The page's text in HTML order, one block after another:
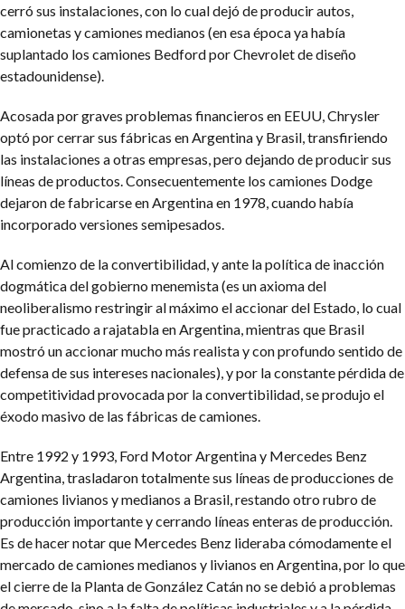
cerró sus instalaciones, con lo cual dejó de producir autos,
camionetas y camiones medianos (en esa época ya había
suplantado los camiones Bedford por Chevrolet de diseño
estadounidense).
Acosada por graves problemas financieros en EEUU, Chrysler
optó por cerrar sus fábricas en Argentina y Brasil, transfiriendo
las instalaciones a otras empresas, pero dejando de producir sus
líneas de productos. Consecuentemente los camiones Dodge
dejaron de fabricarse en Argentina en 1978, cuando había
incorporado versiones semipesados.
Al comienzo de la convertibilidad, y ante la política de inacción
dogmática del gobierno menemista (es un axioma del
neoliberalismo restringir al máximo el accionar del Estado, lo cual
fue practicado a rajatabla en Argentina, mientras que Brasil
mostró un accionar mucho más realista y con profundo sentido de
defensa de sus intereses nacionales), y por la constante pérdida de
competitividad provocada por la convertibilidad, se produjo el
éxodo masivo de las fábricas de camiones.
Entre 1992 y 1993, Ford Motor Argentina y Mercedes Benz
Argentina, trasladaron totalmente sus líneas de producciones de
camiones livianos y medianos a Brasil, restando otro rubro de
producción importante y cerrando líneas enteras de producción.
Es de hacer notar que Mercedes Benz lideraba cómodamente el
mercado de camiones medianos y livianos en Argentina, por lo que
el cierre de la Planta de González Catán no se debió a problemas